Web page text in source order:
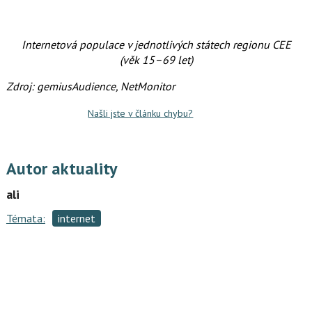
k
Internetová populace v jednotlivých státech regionu CEE
(věk 15–69 let)
Zdroj: gemiusAudience, NetMonitor
Našli jste v článku chybu?
Autor aktuality
ali
Témata: internet